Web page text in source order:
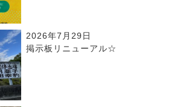
2026年7月29日
掲示板リニューアル☆